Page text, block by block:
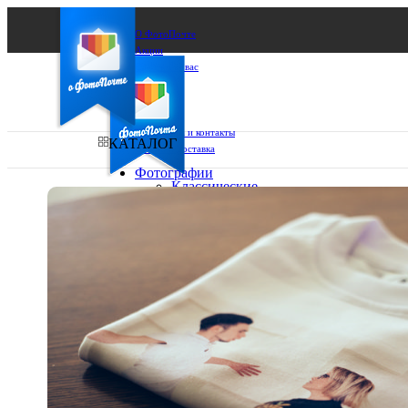
О ФотоПочте
Акции
Сделаем за вас
Бизнесу
FAQ
Франшиза
Поддержка и контакты
Оплата и доставка
Выберите из списка:
КАТАЛОГ
Фотографии
Классические
13х18
15х15
15х20
20х30
30х30
30х40
А4
Фото
в